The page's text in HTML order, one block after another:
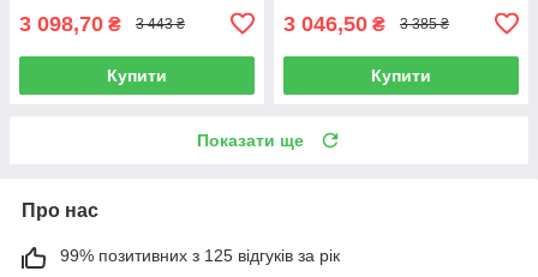
3 098,70 ₴ 3 443 ₴
Купити
3 046,50 ₴ 3 385 ₴
Купити
Показати ще
Про нас
99% позитивних з 125 відгуків за рік